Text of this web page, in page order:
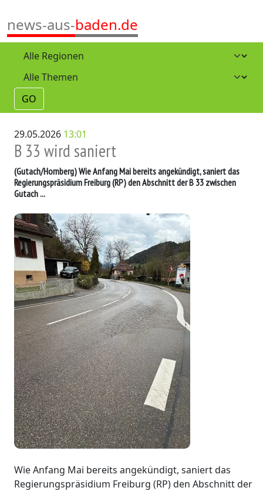
news-aus-baden.de
GO
29.05.2026 13:01
B 33 wird saniert
(Gutach/Hornberg)Wie Anfang Mai bereits angekündigt, saniert das
Regierungspräsidium Freiburg (RP) den Abschnitt der B 33 zwischen
Gutach ...
Wie Anfang Mai bereits angekündigt, saniert das
Regierungspräsidium Freiburg (RP) den Abschnitt der